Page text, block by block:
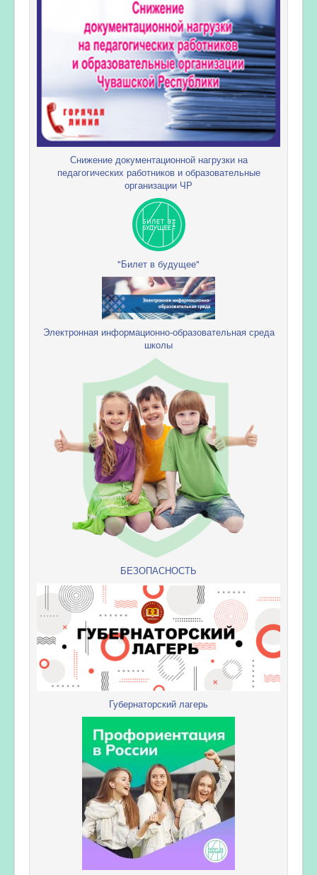
Снижение документационной нагрузки на
педагогических работников и образовательные
организации ЧР
"Билет в будущее"
Электронная информационно-образовательная среда
школы
БЕЗОПАСНОСТЬ
Губернаторский лагерь